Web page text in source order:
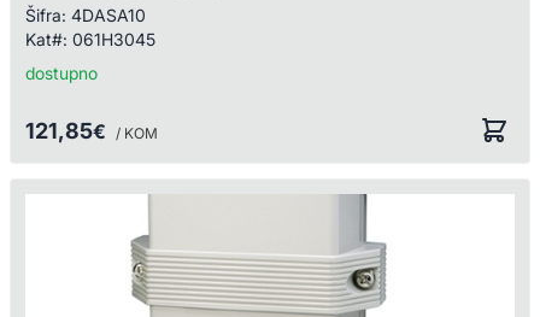
Šifra: 4DASA10
Kat#: 061H3045
dostupno
121,85€ / KOM